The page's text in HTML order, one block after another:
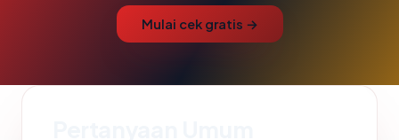
Mulai cek gratis →